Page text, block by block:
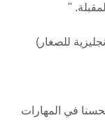
"
في المهارات